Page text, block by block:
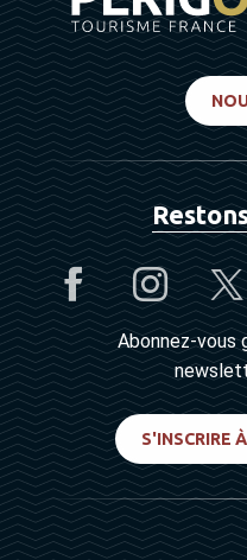
Abonnez-vous
S'INSCRIRE